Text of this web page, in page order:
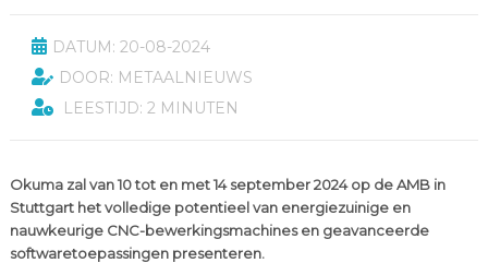
DATUM: 20-08-2024
DOOR: METAALNIEUWS
LEESTIJD: 2 MINUTEN
Okuma zal van 10 tot en met 14 september 2024 op de AMB in
Stuttgart het volledige potentieel van energiezuinige en
nauwkeurige CNC-bewerkingsmachines en geavanceerde
softwaretoepassingen presenteren.